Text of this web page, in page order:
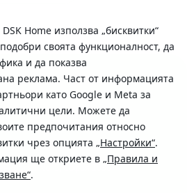
Home използва „бисквитки“
своята функционалност, да
и да показва
реклама. Част от информацията
като Google и Meta за
цели. Можете да
предпочитания относно
чрез опцията „Настройки“.
ще откриете в „Правила и
.
No. 5, София 1036